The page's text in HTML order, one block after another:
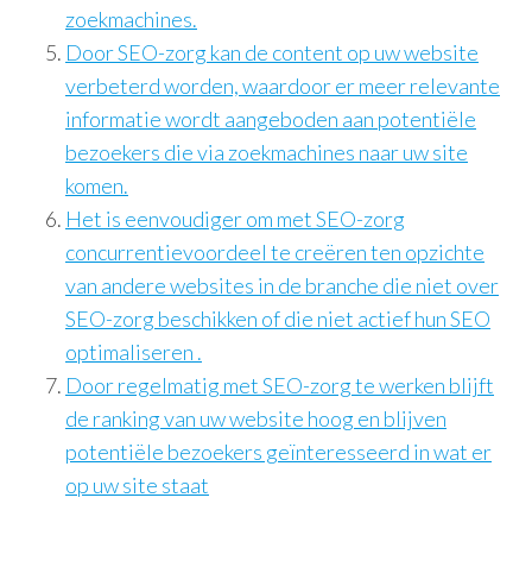
zoekmachines.
Door SEO-zorg kan de content op uw website
verbeterd worden, waardoor er meer relevante
informatie wordt aangeboden aan potentiële
bezoekers die via zoekmachines naar uw site
komen.
Het is eenvoudiger om met SEO-zorg
concurrentievoordeel te creëren ten opzichte
van andere websites in de branche die niet over
SEO-zorg beschikken of die niet actief hun SEO
optimaliseren .
Door regelmatig met SEO-zorg te werken blijft
de ranking van uw website hoog en blijven
potentiële bezoekers geïnteresseerd in wat er
op uw site staat